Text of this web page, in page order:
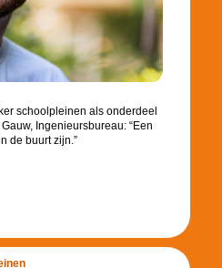
schoolpleinen als onderdeel
Ingenieursbureau: “Een
de buurt zijn.”